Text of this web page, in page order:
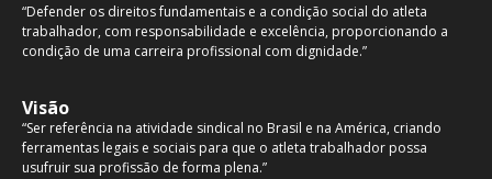
“Defender os direitos fundamentais e a condição social do atleta
trabalhador, com responsabilidade e excelência, proporcionando a
condição de uma carreira profissional com dignidade.”
Visão
“Ser referência na atividade sindical no Brasil e na América, criando
ferramentas legais e sociais para que o atleta trabalhador possa
usufruir sua profissão de forma plena.”